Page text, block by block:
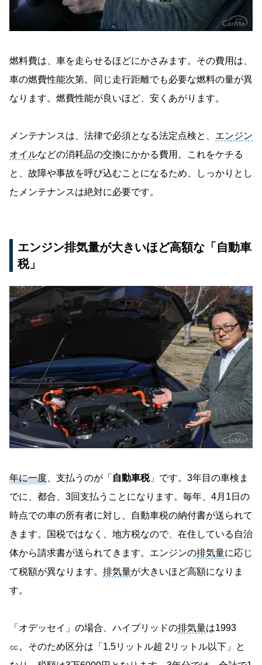
燃料費は、車を走らせるほどにかさみます。その費用は、
車の燃費性能次第。同じ走行距離でも必要な燃料の量が異
なります。燃費性能が良いほど、安くあがります。
メンテナンスは、法律で必須となる法定点検と、 エンジン
オイルなどの消耗品の交換にかかる費用。これをケチる
と、故障や事故を呼び込むことになるため、しっかりとし
たメンテナンスは絶対に必要です。
エンジン排気量が大きいほど高額な「自動車
税」
年に一度 、支払うのが「 自動車税」です。3年目の車検ま
でに、都合、3回支払うことになります。毎年、4月1日の
時点での車の所有者に対し、自動車税の納付書が送られて
きます。国税ではなく、地方税なので、在住している自治
体から請求書が送られてきます。エンジンの排気量に応じ
て税額が異なります。 排気量が大きいほど高額になりま
す。
「オデッセイ」の場合、ハイブリッドの排気量は1993
㏄。そのため区分は「1.5リットル超 2リットル以下」と